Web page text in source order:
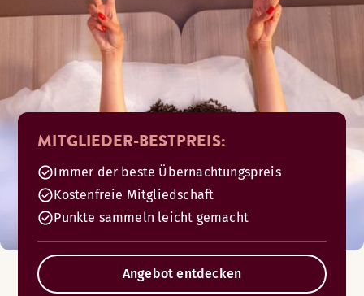
MITGLIEDER-BESTPREIS:
Immer der beste Übernachtungspreis
Kostenfreie Mitgliedschaft
Punkte sammeln leicht gemacht
Angebot entdecken